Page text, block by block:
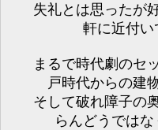
失礼とは思ったが
軒に近付い
まるで時代劇のセ
戸時代からの建
そして破れ障子の
らんどうではな